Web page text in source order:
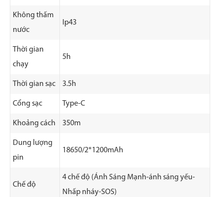
Không thấm
nước
Ip43
Thời gian
chạy
5h
Thời gian sạc 3.5h
Cổng sạc Type-C
Khoảng cách 350m
Dung lượng
pin
18650/2*1200mAh
Chế độ
4 chế độ (Ánh Sáng Mạnh-ánh sáng yếu-
Nhấp nháy-SOS)